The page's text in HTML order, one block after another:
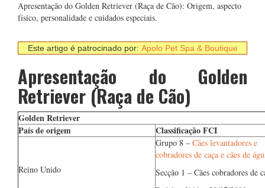
Apresentação do Golden Retriever (Raça de Cão): Origem, aspecto
físico, personalidade e cuidados especiais.
Este artigo é patrocinado por: Apolo Pet Spa & Boutique
Apresentação do Golden
Retriever (Raça de Cão)
Golden Retriever
País de origem
Classificação FCI
Reino Unido
Grupo 8 – Cães levantadores e
cobradores de caça e cães de
Secção 1 – Cães cobradores de